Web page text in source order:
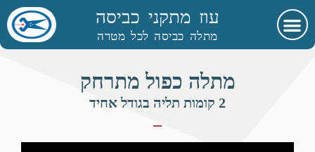
עוז מתקני כביסה
מתלה כביסה לכל מטרה
מתלה כפול מתרחק
2 קומות תליה בגודל אחיד